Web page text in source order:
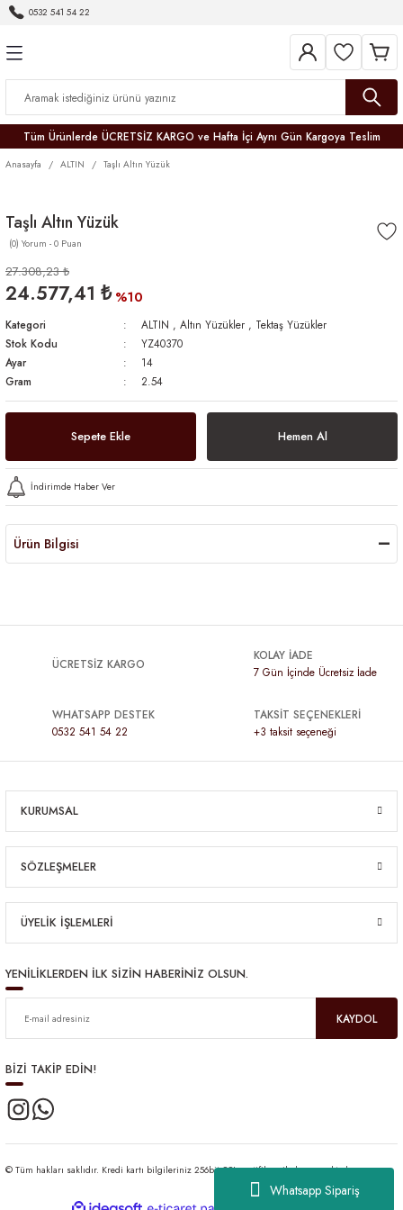
Whatsapp Sipariş
0532 541 54 22
Tüm Ürünlerde ÜCRETSİZ KARGO ve Hafta İçi Aynı Gün Kargoya Teslim
Anasayfa ALTIN Taşlı Altın Yüzük
Taşlı Altın Yüzük
(0) Yorum - 0 Puan
27.308,23 ₺
24.577,41 ₺ %10
Kategori ALTIN , Altın Yüzükler , Tektaş Yüzükler
Stok Kodu
YZ40370
Ayar
14
Gram
2.54
Sepete Ekle Hemen Al
İndirimde Haber Ver
Ürün Bilgisi
ÜCRETSİZ KARGO
KOLAY İADE
7 Gün İçinde Ücretsiz İade
WHATSAPP DESTEK
0532 541 54 22
TAKSİT SEÇENEKLERİ
+3 taksit seçeneği
KURUMSAL
SÖZLEŞMELER
ÜYELİK İŞLEMLERİ
YENİLİKLERDEN İLK SİZİN HABERİNİZ OLSUN.
KAYDOL
BİZİ TAKİP EDİN!
© Tüm hakları saklıdır. Kredi kartı bilgileriniz 256bit SSL sertifikası ile korunmaktadır.
ideasoft